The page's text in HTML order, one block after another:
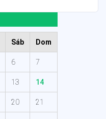
Sáb Dom
6 7
13 14
20 21